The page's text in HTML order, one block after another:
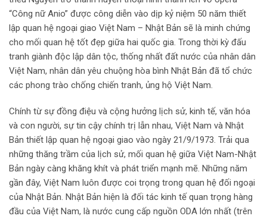
“Công nữ Anio” được công diễn vào dịp kỷ niệm 50 năm thiết
lập quan hệ ngoại giao Việt Nam – Nhật Bản sẽ là minh chứng
cho mối quan hệ tốt đẹp giữa hai quốc gia. Trong thời kỳ đấu
tranh giành độc lập dân tộc, thống nhất đất nước của nhân dân
Việt Nam, nhân dân yêu chuộng hòa bình Nhật Bản đã tổ chức
các phong trào chống chiến tranh, ủng hộ Việt Nam.
Chính từ sự đồng điệu và cộng hưởng lịch sử, kinh tế, văn hóa
và con người, sự tin cậy chính trị lẫn nhau, Việt Nam và Nhật
Bản thiết lập quan hệ ngoại giao vào ngày 21/9/1973. Trải qua
những thăng trầm của lịch sử, mối quan hệ giữa Việt Nam-Nhật
Bản ngày càng khăng khít và phát triển mạnh mẽ. Những năm
gần đây, Việt Nam luôn được coi trọng trong quan hệ đối ngoại
của Nhật Bản. Nhật Bản hiện là đối tác kinh tế quan trọng hàng
đầu của Việt Nam, là nước cung cấp nguồn ODA lớn nhất (trên